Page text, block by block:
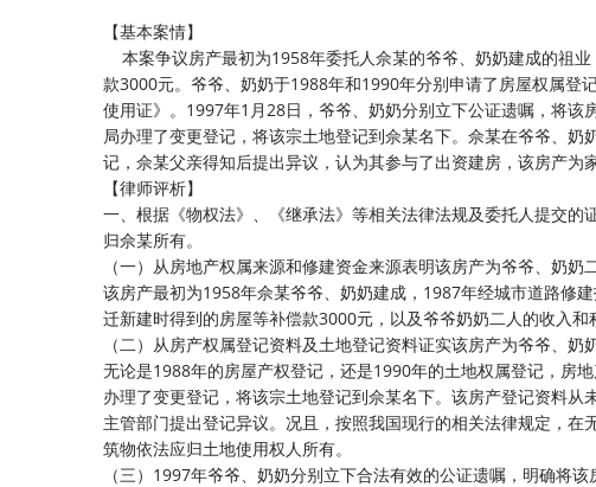
【基本案情】
本案争议房产最初为1958年委托人佘某的爷爷、奶奶建成的祖
款3000元。爷爷、奶奶于1988年和1990年分别申请了房屋权属登
使用证》。1997年1月28日，爷爷、奶奶分别立下公证遗嘱，将
局办理了变更登记，将该宗土地登记到佘某名下。佘某在爷爷、
记，佘某父亲得知后提出异议，认为其参与了出资建房，该房产为
【律师评析】
一、根据《物权法》、《继承法》等相关法律法规及委托人提交
归佘某所有。
（一）从房地产权属来源和修建资金来源表明该房产为爷爷、奶奶
该房产最初为1958年佘某爷爷、奶奶建成，1987年经城市道路修
迁新建时得到的房屋等补偿款3000元，以及爷爷奶奶二人的收入和
（二）从房产权属登记资料及土地登记资料证实该房产为爷爷、奶
无论是1988年的房屋产权登记，还是1990年的土地权属登记，房
办理了变更登记，将该宗土地登记到佘某名下。该房产登记资料
主管部门提出登记异议。况且，按照我国现行的相关法律规定，
筑物依法应归土地使用权人所有。
（三）1997年爷爷、奶奶分别立下合法有效的公证遗嘱，明确将